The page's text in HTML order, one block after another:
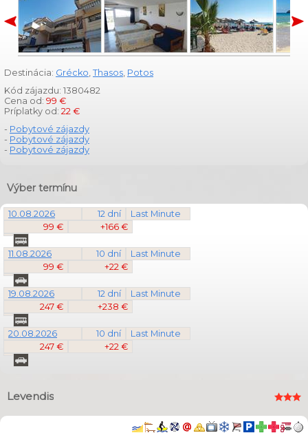
Destinácia: Grécko, Thasos, Potos
Kód zájazdu: 1380482
Cena od: 99 €
Príplatky od: 22 €
- Pobytové zájazdy
- Pobytové zájazdy
- Pobytové zájazdy
Výber termínu
10.08.2026 12 dní
Last Minute
99 €
+166 €
11.08.2026 10 dní
Last Minute
99 €
+22 €
19.08.2026 12 dní
Last Minute
247 €
+238 €
20.08.2026 10 dní
Last Minute
247 €
+22 €
Levendis